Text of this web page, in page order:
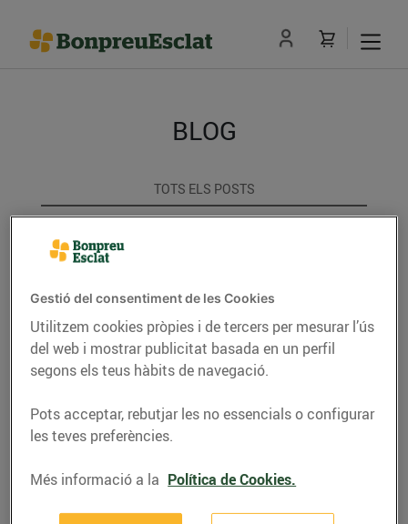
BLOG
TOTS ELS POSTS
ENERGIA
GASTRONOMIA I TRADICIONS
Gestió del consentiment de les Cookies
Utilitzem cookies pròpies i de tercers per mesurar l’ús
del web i mostrar publicitat basada en un perfil
segons els teus hàbits de navegació.
Pots acceptar, rebutjar les no essencials o configurar
les teves preferències.
Més informació a la Política de Cookies.